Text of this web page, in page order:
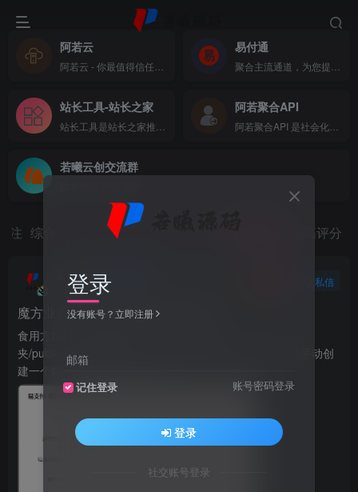
阿若云 易付通
站长工具-站长之家 阿若聚合API
若曦云创交流群
注 综合 热门 最高评分
若曦源码
1个月前更新
私信
魔方业务V10 – 彩虹易支付收银插件
食用方法打开网站根目录，依次点开文件
夹/public/plugins/gateway，如果没有gateway文件夹，就手动创
建一个即可，随后上传下发的...
登录
没有账号？立即注册
邮箱
记住登录 账号密码登录
登录
社交账号登录